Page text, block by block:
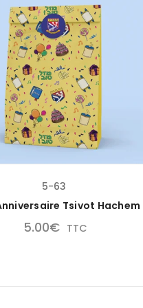
5-63
Tsivot Hachem
5.00€ TTC